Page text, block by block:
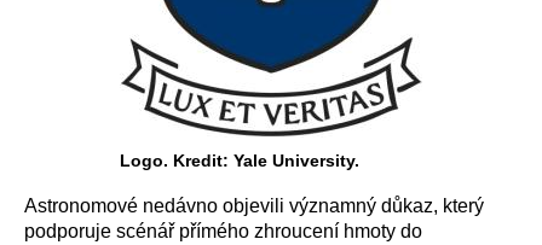
Logo. Kredit: Yale University.
Astronomové nedávno objevili významný důkaz, který
podporuje scénář přímého zhroucení hmoty do